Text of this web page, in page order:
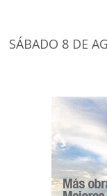
SÁBADO 8 DE